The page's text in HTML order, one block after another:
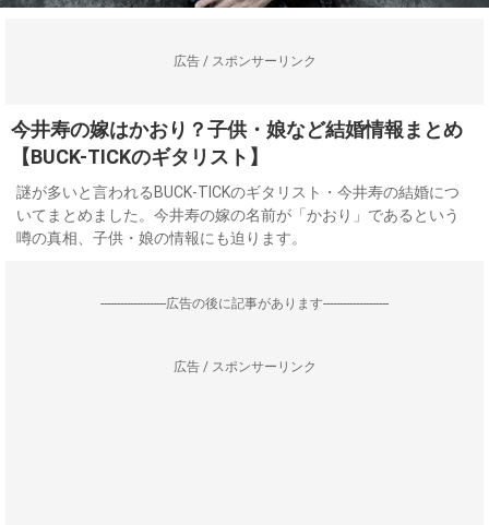
広告 / スポンサーリンク
今井寿の嫁はかおり？子供・娘など結婚情報まとめ
【BUCK-TICKのギタリスト】
謎が多いと言われるBUCK-TICKのギタリスト・今井寿の結婚につ
いてまとめました。今井寿の嫁の名前が「かおり」であるという
噂の真相、子供・娘の情報にも迫ります。
--------------------広告の後に記事があります--------------------
広告 / スポンサーリンク